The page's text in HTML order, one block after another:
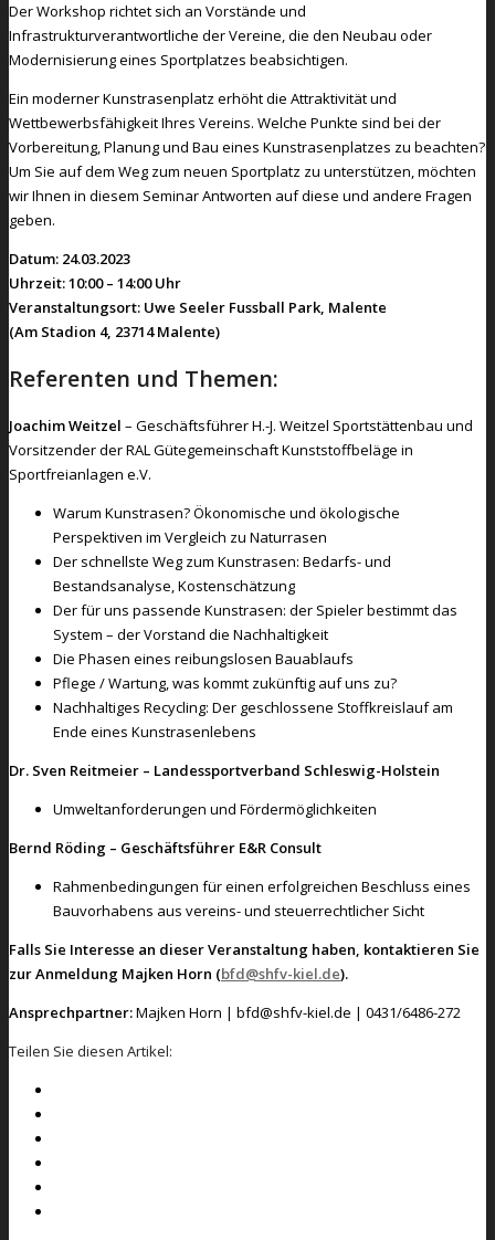
Der Workshop richtet sich an Vorstände und
Infrastrukturverantwortliche der Vereine, die den Neubau oder
Modernisierung eines Sportplatzes beabsichtigen.
Ein moderner Kunstrasenplatz erhöht die Attraktivität und
Wettbewerbsfähigkeit Ihres Vereins. Welche Punkte sind bei der
Vorbereitung, Planung und Bau eines Kunstrasenplatzes zu beachten?
Um Sie auf dem Weg zum neuen Sportplatz zu unterstützen, möchten
wir Ihnen in diesem Seminar Antworten auf diese und andere Fragen
geben.
Datum: 24.03.2023
Uhrzeit: 10:00 – 14:00 Uhr
Veranstaltungsort: Uwe Seeler Fussball Park, Malente
(Am Stadion 4, 23714 Malente)
Referenten und Themen:
Joachim Weitzel – Geschäftsführer H.-J. Weitzel Sportstättenbau und
Vorsitzender der RAL Gütegemeinschaft Kunststoffbeläge in
Sportfreianlagen e.V.
Warum Kunstrasen? Ökonomische und ökologische
Perspektiven im Vergleich zu Naturrasen
Der schnellste Weg zum Kunstrasen: Bedarfs- und
Bestandsanalyse, Kostenschätzung
Der für uns passende Kunstrasen: der Spieler bestimmt das
System – der Vorstand die Nachhaltigkeit
Die Phasen eines reibungslosen Bauablaufs
Pflege / Wartung, was kommt zukünftig auf uns zu?
Nachhaltiges Recycling: Der geschlossene Stoffkreislauf am
Ende eines Kunstrasenlebens
Dr. Sven Reitmeier – Landessportverband Schleswig-Holstein
Umweltanforderungen und Fördermöglichkeiten
Bernd Röding – Geschäftsführer E&R Consult
Rahmenbedingungen für einen erfolgreichen Beschluss eines
Bauvorhabens aus vereins- und steuerrechtlicher Sicht
Falls Sie Interesse an dieser Veranstaltung haben, kontaktieren Sie
zur Anmeldung Majken Horn (bfd@shfv-kiel.de).
Ansprechpartner:Majken Horn | bfd@shfv-kiel.de | 0431/6486-272
Teilen Sie diesen Artikel: